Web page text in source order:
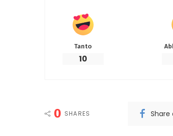
Tanto
10
0 SHARES Share